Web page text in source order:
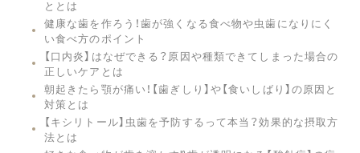
ととは
健康な歯を作ろう！歯が強くなる食べ物や虫歯になりにく
い食べ方のポイント
【口内炎】はなぜできる？原因や種類できてしまった場合の
正しいケアとは
朝起きたら顎が痛い！【歯ぎしり】や【食いしばり】の原因と
対策とは
【キシリトール】虫歯を予防するって本当？効果的な摂取方
法とは